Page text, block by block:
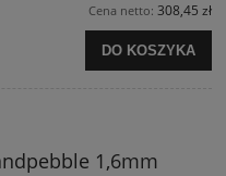
Cena netto: 308,45 zł
DO KOSZYKA
1,6mm